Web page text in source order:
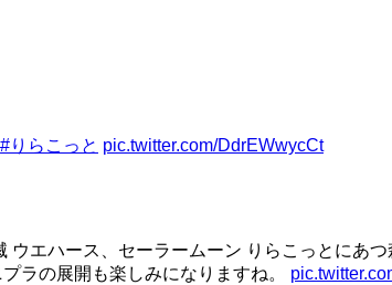
#りらこっと pic.twitter.com/DdrEWwycCt
エハース、セーラームーン りらこっとにあ
ラの展開も楽しみになりますね。